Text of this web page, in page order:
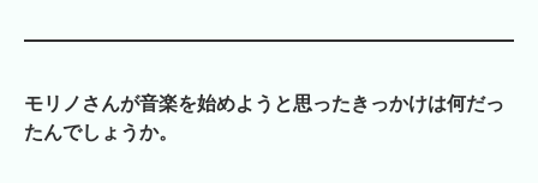
モリノさんが音楽を始めようと思ったきっかけは何だっ
たんでしょうか。